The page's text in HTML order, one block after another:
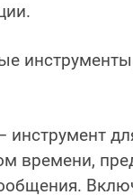
инструмент
времени,